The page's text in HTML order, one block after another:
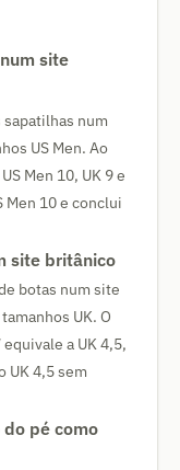
site
sapatilhas num
US Men. Ao
Men 10, UK 9 e
Men 10 e conclui
site britânico
botas num site
UK. O
a UK 4,5,
UK 4,5 sem
pé como